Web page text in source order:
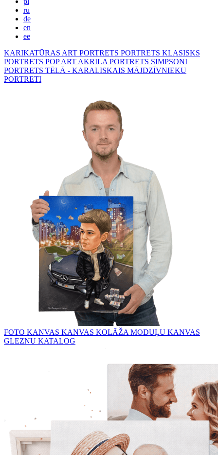
ru
de
en
ee
KARIKATŪRAS ART PORTRETS PORTRETS KLASISKS
PORTRETS POP ART AKRILA PORTRETS SIMPSONI
PORTRETS TĒLĀ - KARALISKAIS MĀJDZĪVNIEKU
PORTRETI
FOTO KANVAS KANVAS KOLĀŽA MODUĻU KANVAS
GLEZNU KATALOG